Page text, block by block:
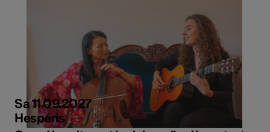
Sa 11.09.2027
Hespéris